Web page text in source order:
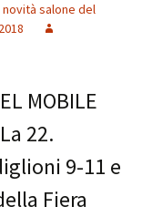
novità salone del
MOBILE
22.
9-11 e
Fiera